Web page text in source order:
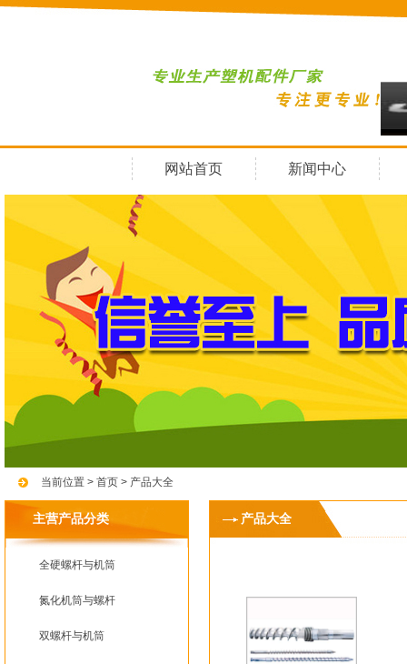
网站首页 新闻中心
当前位置 > 首页 > 产品大全
主营产品分类
全硬螺杆与机筒
氮化机筒与螺杆
双螺杆与机筒
产品大全